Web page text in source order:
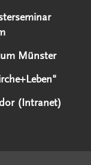
Münster
(Intranet)